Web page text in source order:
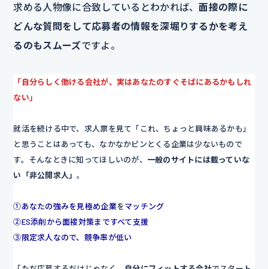
求める人物像に合致しているとわかれば、面接の際に
どんな質問をして応募者の情報を深堀りするかを考え
るのもスムーズですよ。
「自分らしく働ける会社が、実はあなたのすぐそばにあるかもしれ
ない」
就活を続ける中で、求人票を見て「これ、ちょっと興味あるかも」
と思うことはあっても、なかなかピンとくる企業は少ないもので
す。そんなときに知ってほしいのが、 一般のサイトには載っていな
い「非公開求人」。
①あなたの強みを見極め企業をマッチング
②ES添削から面接対策まですべて支援
③限定求人なので、競争率が低い